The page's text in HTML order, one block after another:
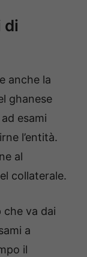
di
anche la
ghanese
esami
l’entità.
al
collaterale.
che va dai
a
il